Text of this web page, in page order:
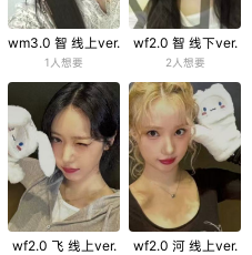
wm3.0 智 线上ver.
1人想要
wf2.0 智 线下ver.
2人想要
wf2.0 飞 线上ver. wf2.0 河 线上ver.